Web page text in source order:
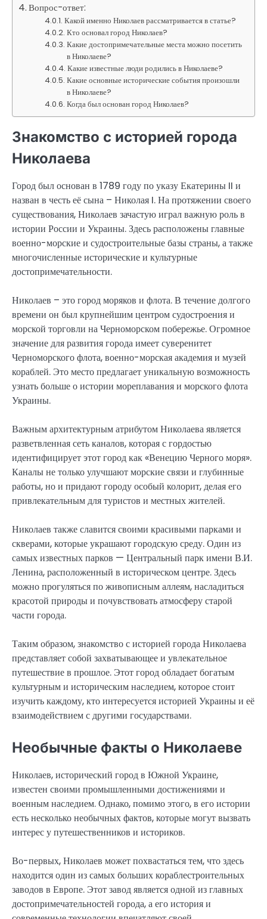
Вопрос-ответ:
Какой именно Николаев рассматривается в статье?
Кто основал город Николаев?
Какие достопримечательные места можно посетить
в Николаеве?
Какие известные люди родились в Николаеве?
Какие основные исторические события произошли
в Николаеве?
Когда был основан город Николаев?
Знакомство с историей города
Николаева
Город был основан в 1789 году по указу Екатерины II и
назван в честь её сына – Николая I. На протяжении своего
существования, Николаев зачастую играл важную роль в
истории России и Украины. Здесь расположены главные
военно-морские и судостроительные базы страны, а также
многочисленные исторические и культурные
достопримечательности.
Николаев – это город моряков и флота. В течение долгого
времени он был крупнейшим центром судостроения и
морской торговли на Черноморском побережье. Огромное
значение для развития города имеет суверенитет
Черноморского флота, военно-морская академия и музей
кораблей. Это место предлагает уникальную возможность
узнать больше о истории мореплавания и морского флота
Украины.
Важным архитектурным атрибутом Николаева является
разветвленная сеть каналов, которая с гордостью
идентифицирует этот город как «Венецию Черного моря».
Каналы не только улучшают морские связи и глубинные
работы, но и придают городу особый колорит, делая его
привлекательным для туристов и местных жителей.
Николаев также славится своими красивыми парками и
скверами, которые украшают городскую среду. Один из
самых известных парков — Центральный парк имени В.И.
Ленина, расположенный в историческом центре. Здесь
можно прогуляться по живописным аллеям, насладиться
красотой природы и почувствовать атмосферу старой
части города.
Таким образом, знакомство с историей города Николаева
представляет собой захватывающее и увлекательное
путешествие в прошлое. Этот город обладает богатым
культурным и историческим наследием, которое стоит
изучить каждому, кто интересуется историей Украины и её
взаимодействием с другими государствами.
Необычные факты о Николаеве
Николаев, исторический город в Южной Украине,
известен своими промышленными достижениями и
военным наследием. Однако, помимо этого, в его истории
есть несколько необычных фактов, которые могут вызвать
интерес у путешественников и историков.
Во-первых, Николаев может похвастаться тем, что здесь
находится один из самых больших кораблестроительных
заводов в Европе. Этот завод является одной из главных
достопримечательностей города, а его история и